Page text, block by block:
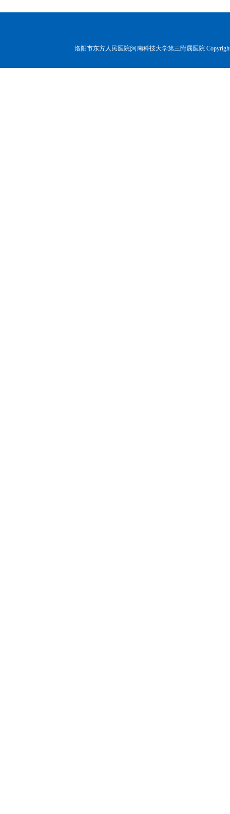
洛阳市东方人民医院|河南科技大学第三附属医院